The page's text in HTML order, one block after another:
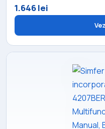
1.646 lei